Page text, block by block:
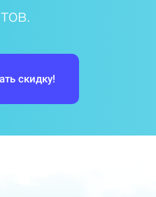
скидку!